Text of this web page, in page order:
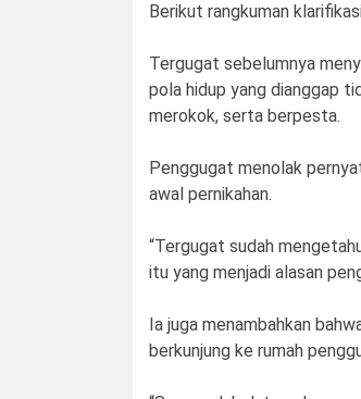
Berikut rangkuman
Tergugat sebelumnya
pola hidup yang dianggap
merokok, serta berpesta.
Penggugat menolak
awal pernikahan.
“Tergugat sudah
itu yang menjadi alasan
Ia juga menambahkan
berkunjung ke rumah